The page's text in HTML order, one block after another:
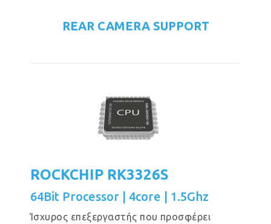
REAR CAMERA SUPPORT
ROCKCHIP RK3326S
64Bit Processor | 4core | 1.5Ghz
Ίσχυρος επεξεργαστής που προσφέρει